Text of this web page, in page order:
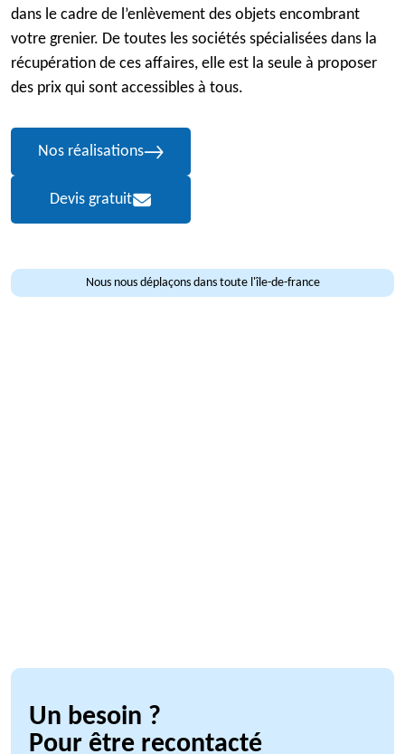
dans le cadre de l’enlèvement des objets encombrant
votre grenier. De toutes les sociétés spécialisées dans la
récupération de ces affaires, elle est la seule à proposer
des prix qui sont accessibles à tous.
Nos réalisations
Devis gratuit
Nous nous déplaçons dans toute l'île-de-france
Un besoin ?
Pour être recontacté